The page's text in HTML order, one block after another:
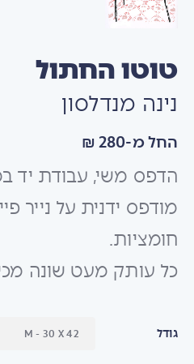
טוטו החתול
נינה מנדלסון
החל מ-280 ₪
הדפס משי, עבודת יד
מודפס ידנית על נייר
חומציות.
כל עותק מעט שונה
גודל